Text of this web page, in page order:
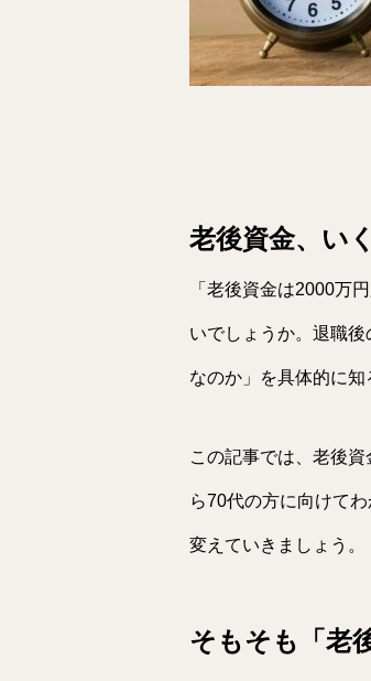
老後資金、い
「老後資金は2000万
いでしょうか。退職
なのか」を具体的に知
この記事では、老後
ら70代の方に向けて
変えていきましょう。
そもそも「老